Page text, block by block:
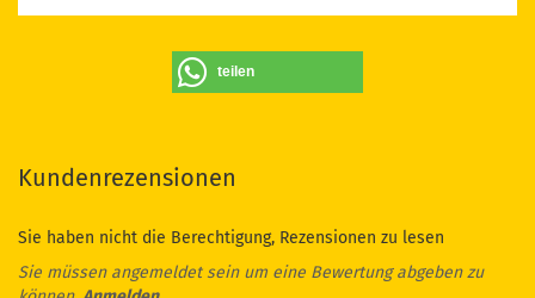
teilen
Kundenrezensionen
Sie haben nicht die Berechtigung, Rezensionen zu lesen
Sie müssen angemeldet sein um eine Bewertung abgeben zu